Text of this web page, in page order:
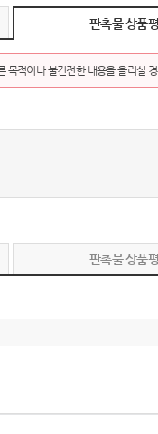
판촉물 상품평
목적이나 불건전한 내용을 올리실
판촉물 상품평